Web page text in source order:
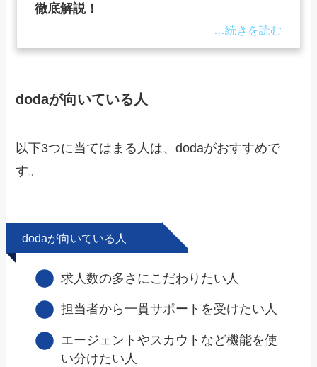
徹底解説！
dodaが向いている人
以下3つに当てはまる人は、dodaがおすすめで
す。
dodaが向いている人
求人数の多さにこだわりたい人
担当者から一貫サポートを受けたい人
エージェントやスカウトなど機能を使
い分けたい人